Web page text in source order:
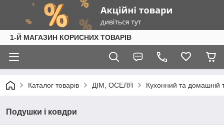
1-Й МАГАЗИН КОРИСНИХ ТОВАРІВ
Каталог товарів ДІМ, ОСЕЛЯ Кухонний та домашній
Подушки і ковдри